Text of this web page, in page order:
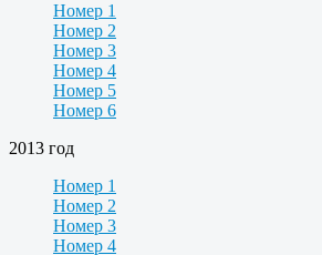
Номер 1
Номер 2
Номер 3
Номер 4
Номер 5
Номер 6
2013 год
Номер 1
Номер 2
Номер 3
Номер 4